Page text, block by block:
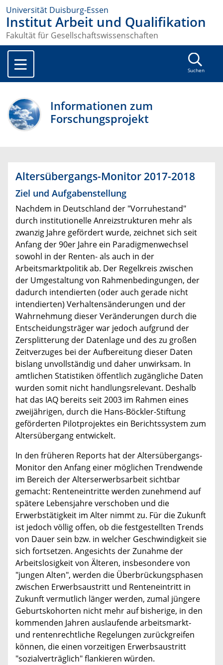
Universität Duisburg-Essen
Institut Arbeit und Qualifikation
Fakultät für Gesellschaftswissenschaften
Suchen
Informationen zum
Forschungsprojekt
Altersübergangs-Monitor 2017-2018
Ziel und Aufgabenstellung
Nachdem in Deutschland der "Vorruhestand"
durch institutionelle Anreizstrukturen mehr als
zwanzig Jahre gefördert wurde, zeichnet sich seit
Anfang der 90er Jahre ein Paradigmenwechsel
sowohl in der Renten- als auch in der
Arbeitsmarktpolitik ab. Der Regelkreis zwischen
der Umgestaltung von Rahmenbedingungen, der
dadurch intendierten (oder auch gerade nicht
intendierten) Verhaltensänderungen und der
Wahrnehmung dieser Veränderungen durch die
Entscheidungsträger war jedoch aufgrund der
Zersplitterung der Datenlage und des zu großen
Zeitverzuges bei der Aufbereitung dieser Daten
bislang unvollständig und daher unwirksam. In
amtlichen Statistiken öffentlich zugängliche Daten
wurden somit nicht handlungsrelevant. Deshalb
hat das IAQ bereits seit 2003 im Rahmen eines
zweijährigen, durch die Hans-Böckler-Stiftung
geförderten Pilotprojektes ein Berichtssystem zum
Altersübergang entwickelt.
In den früheren Reports hat der Altersübergangs-
Monitor den Anfang einer möglichen Trendwende
im Bereich der Alterserwerbsarbeit sichtbar
gemacht: Renteneintritte werden zunehmend auf
spätere Lebensjahre verschoben und die
Erwerbstätigkeit im Alter nimmt zu. Für die Zukunft
ist jedoch völlig offen, ob die festgestellten Trends
von Dauer sein bzw. in welcher Geschwindigkeit sie
sich fortsetzen. Angesichts der Zunahme der
Arbeitslosigkeit von Älteren, insbesondere von
"jungen Alten", werden die Überbrückungsphasen
zwischen Erwerbsaustritt und Renteneintritt in
Zukunft vermutlich länger werden, zumal jüngere
Geburtskohorten nicht mehr auf bisherige, in den
kommenden Jahren auslaufende arbeitsmarkt-
und rentenrechtliche Regelungen zurückgreifen
können, die einen vorzeitigen Erwerbsaustritt
"sozialverträglich" flankieren würden.